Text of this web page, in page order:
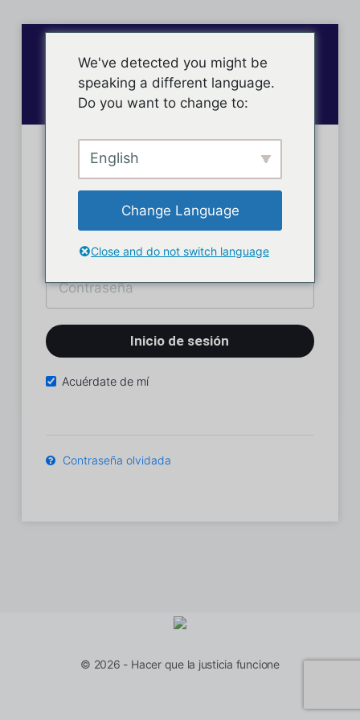
Inicio de sesión
Acuérdate de mí
Contraseña olvidada
© 2026 - Hacer que la justicia funcione
We've detected you might be
speaking a different language.
Do you want to change to:
English
Change Language
Close and do not switch language